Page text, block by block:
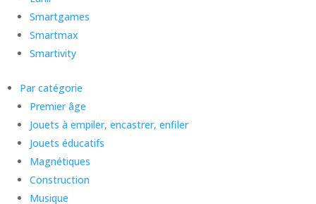
Smartgames
Smartmax
Smartivity
Par catégorie
Premier âge
Jouets à empiler, encastrer, enfiler
Jouets éducatifs
Magnétiques
Construction
Musique